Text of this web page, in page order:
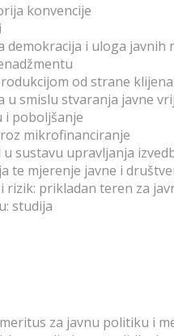
konvencije
demokracija i uloga javnih
od strane
u smislu stvaranja javne
i poboljšanje
mikrofinanciranje
sustavu upravljanja
te mjerenje javne i
rizik: prikladan teren za
studija
za javnu politiku i